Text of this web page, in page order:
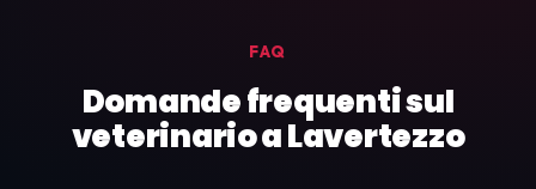
FAQ
Domande frequenti sul
veterinario a Lavertezzo